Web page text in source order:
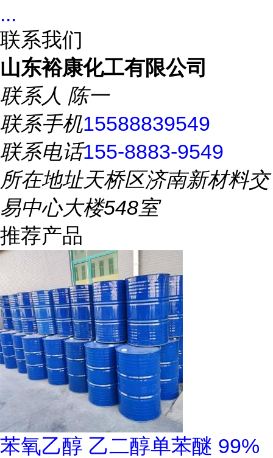
...
联系我们
山东裕康化工有限公司
联系人 陈一
联系手机15588839549
联系电话155-8883-9549
所在地址天桥区济南新材料交
易中心大楼548室
推荐产品
苯氧乙醇 乙二醇单苯醚 99%